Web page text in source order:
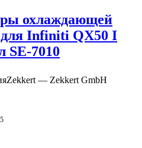
охлаждающей
Infiniti QX50 I
SE-7010
Zekkert — Zekkert GmbH